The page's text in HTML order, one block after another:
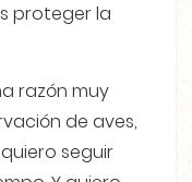
proteger la
razón muy
de aves,
seguir